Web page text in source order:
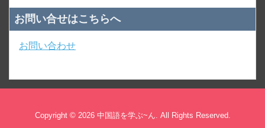
お問い合せはこちらへ
お問い合わせ
Copyright © 2026 中国語を学ぶ~ん. All Rights Reserved.